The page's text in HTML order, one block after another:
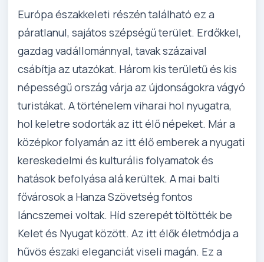
Európa északkeleti részén található ez a
páratlanul, sajátos szépségű terület. Erdőkkel,
gazdag vadállománnyal, tavak százaival
csábítja az utazókat. Három kis területű és kis
népességű ország várja az újdonságokra vágyó
turistákat. A történelem viharai hol nyugatra,
hol keletre sodorták az itt élő népeket. Már a
középkor folyamán az itt élő emberek a nyugati
kereskedelmi és kulturális folyamatok és
hatások befolyása alá kerültek. A mai balti
fővárosok a Hanza Szövetség fontos
láncszemei voltak. Híd szerepét töltötték be
Kelet és Nyugat között. Az itt élők életmódja a
hűvös északi eleganciát viseli magán. Ez a